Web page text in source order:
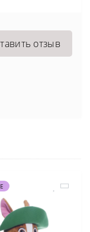
отзыв